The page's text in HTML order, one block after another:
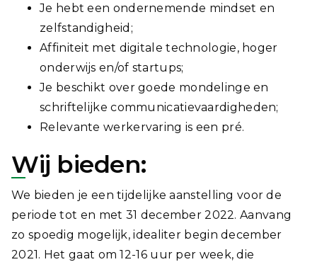
Je hebt een ondernemende mindset en
zelfstandigheid;
Affiniteit met digitale technologie, hoger
onderwijs en/of startups;
Je beschikt over goede mondelinge en
schriftelijke communicatievaardigheden;
Relevante werkervaring is een pré.
Wij bieden:
We bieden je een tijdelijke aanstelling voor de
periode tot en met 31 december 2022. Aanvang
zo spoedig mogelijk, idealiter begin december
2021. Het gaat om 12-16 uur per week, die